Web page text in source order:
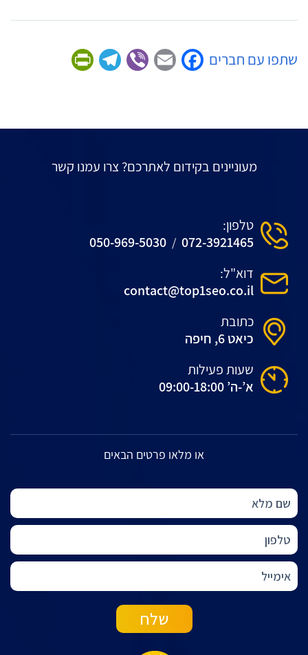
שתפו עם חברים Facebook
Email
Viber
Telegram
מעוניינים בקידום לאתרכם? צרו עמנו קשר
טלפון:
072-3921465
/
050-969-5030
דוא"ל:
contact@top1seo.co.il
כתובת
כיאט 6, חיפה
שעות פעילות
א’-ה’ 09:00-18:00
או מלאו פרטים הבאים